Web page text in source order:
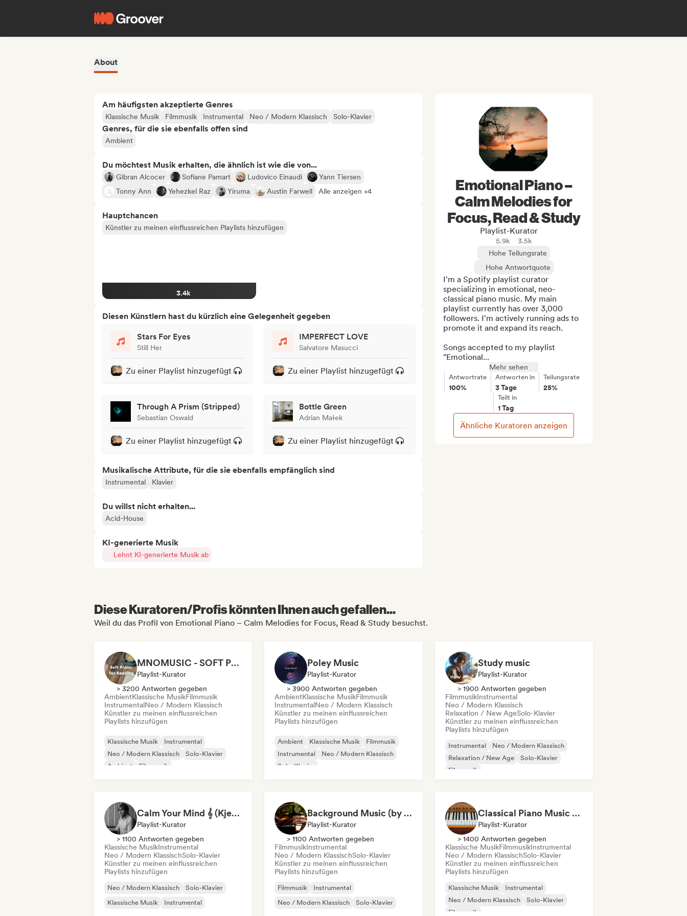
About
Am häufigsten akzeptierte Genres
Klassische Musik Filmmusik Instrumental Neo / Modern Klassisch Solo-Klavier
Genres, für die sie ebenfalls offen sind
Ambient
Du möchtest Musik erhalten, die ähnlich ist wie die von...
Gibran Alcocer Sofiane Pamart Ludovico Einaudi
Yann Tiersen
Tonny Ann
Yehezkel Raz Yiruma Austin Farwell Alle anzeigen +4
Hauptchancen
Künstler zu meinen einflussreichen Playlists hinzufügen
3.4k
Diesen Künstlern hast du kürzlich eine Gelegenheit gegeben
Stars For Eyes
Still Her
Zu einer Playlist hinzugefügt
IMPERFECT LOVE
Salvatore Masucci
Zu einer Playlist hinzugefügt
Through A Prism (Stripped)
Sebastian Oswald
Zu einer Playlist hinzugefügt
Bottle Green
Adrian Małek
Zu einer Playlist hinzugefügt
Musikalische Attribute, für die sie ebenfalls empfänglich sind
Instrumental Klavier
Du willst nicht erhalten...
Acid-House
KI-generierte Musik
Lehnt KI-generierte Musik ab
Emotional Piano –
Calm Melodies for
Focus, Read & Study
Playlist-Kurator
5.9k
3.5k
Hohe Teilungsrate
Hohe Antwortquote
I'm a Spotify playlist curator
specializing in emotional, neo-
classical piano music. My main
playlist currently has over 3,000
followers. I'm actively running ads to
promote it and expand its reach.
Songs accepted to my playlist
"Emotional...
Mehr sehen
Antwortrate
100%
Antworten in
3 Tage
Teilungsrate
25%
Teilt in
1 Tag
Ähnliche Kuratoren anzeigen
Diese Kuratoren/Profis könnten Ihnen auch gefallen...
Weil du das Profil von Emotional Piano – Calm Melodies for Focus, Read & Study besuchst.
MNOMUSIC - SOFT PIANO and NEO-CLASSICAL
Playlist-Kurator
> 3200 Antworten gegeben
AmbientKlassische MusikFilmmusik
InstrumentalNeo / Modern Klassisch
Künstler zu meinen einflussreichen
Playlists hinzufügen
Klassische Musik
Instrumental
Neo / Modern Klassisch
Solo-Klavier
Ambient
Filmmusik
Poley Music
Playlist-Kurator
> 3900 Antworten gegeben
AmbientKlassische MusikFilmmusik
InstrumentalNeo / Modern Klassisch
Künstler zu meinen einflussreichen
Playlists hinzufügen
Ambient Klassische Musik
Filmmusik
Instrumental
Neo / Modern Klassisch
Solo-Klavier
Study music
Playlist-Kurator
> 1900 Antworten gegeben
FilmmusikInstrumental
Neo / Modern Klassisch
Relaxation / New AgeSolo-Klavier
Künstler zu meinen einflussreichen
Playlists hinzufügen
Instrumental
Neo / Modern Klassisch
Relaxation / New Age
Solo-Klavier
Filmmusik
Calm Your Mind 𝄞 (Kjell Sønksen)
Playlist-Kurator
> 1100 Antworten gegeben
Klassische MusikInstrumental
Neo / Modern KlassischSolo-Klavier
Künstler zu meinen einflussreichen
Playlists hinzufügen
Neo / Modern Klassisch
Solo-Klavier
Klassische Musik
Instrumental
Background Music (by Pianoman)
Playlist-Kurator
> 1100 Antworten gegeben
FilmmusikInstrumental
Neo / Modern KlassischSolo-Klavier
Künstler zu meinen einflussreichen
Playlists hinzufügen
Filmmusik
Instrumental
Neo / Modern Klassisch
Solo-Klavier
Classical Piano Music For Deep Sleep
Playlist-Kurator
> 1400 Antworten gegeben
Klassische MusikFilmmusikInstrumental
Neo / Modern KlassischSolo-Klavier
Künstler zu meinen einflussreichen
Playlists hinzufügen
Klassische Musik
Instrumental
Neo / Modern Klassisch
Solo-Klavier
Filmmusik